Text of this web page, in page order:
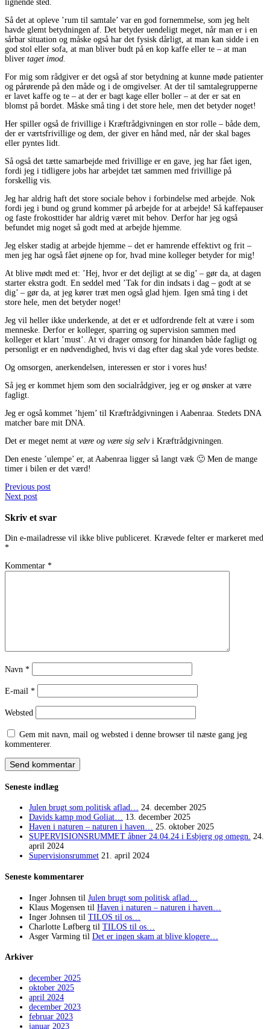
lignende sted.
Så det at opleve ’rum til samtale’ var en god fornemmelse, som jeg helt
havde glemt betydningen af. Det betyder uendeligt meget, når man er i en
sårbar situation og måske også har det fysisk dårligt, at man kan sidde i en
god stol eller sofa, at man bliver budt på en kop kaffe eller te – at man
bliver taget imod.
For mig som rådgiver er det også af stor betydning at kunne møde patienter
og pårørende på den måde og i de omgivelser. At der til samtalegrupperne
er lavet kaffe og te – at der er bagt kage eller boller – at der er sat en
blomst på bordet. Måske små ting i det store hele, men det betyder noget!
Her spiller også de frivillige i Kræftrådgivningen en stor rolle – både dem,
der er værtsfrivillige og dem, der giver en hånd med, når der skal bages
eller pyntes lidt.
Så også det tætte samarbejde med frivillige er en gave, jeg har fået igen,
fordi jeg i tidligere jobs har arbejdet tæt sammen med frivillige på
forskellig vis.
Jeg har aldrig haft det store sociale behov i forbindelse med arbejde. Nok
fordi jeg i bund og grund kommer på arbejde for at arbejde! Så kaffepauser
og faste frokosttider har aldrig været mit behov. Derfor har jeg også
befundet mig noget så godt med at arbejde hjemme.
Jeg elsker stadig at arbejde hjemme – det er hamrende effektivt og frit –
men jeg har også fået øjnene op for, hvad mine kolleger betyder for mig!
At blive mødt med et: ’Hej, hvor er det dejligt at se dig’ – gør da, at dagen
starter ekstra godt. En seddel med ’Tak for din indsats i dag – godt at se
dig’ – gør da, at jeg kører træt men også glad hjem. Igen små ting i det
store hele, men det betyder noget!
Jeg vil heller ikke underkende, at det er et udfordrende felt at være i som
menneske. Derfor er kolleger, sparring og supervision sammen med
kolleger et klart ’must’. At vi drager omsorg for hinanden både fagligt og
personligt er en nødvendighed, hvis vi dag efter dag skal yde vores bedste.
Og omsorgen, anerkendelsen, interessen er stor i vores hus!
Så jeg er kommet hjem som den socialrådgiver, jeg er og ønsker at være
fagligt.
Jeg er også kommet ’hjem’ til Kræftrådgivningen i Aabenraa. Stedets DNA
matcher bare mit DNA.
Det er meget nemt at være og være sig selvi Kræftrådgivningen.
Den eneste ’ulempe’ er, at Aabenraa ligger så langt væk 🙂 Men de mange
timer i bilen er det værd!
Post
navigation
Previous post
Next post
Skriv et svar
Din e-mailadresse vil ikke blive publiceret. Krævede felter er markeret med
*
Kommentar *
Navn *
E-mail *
Websted
Gem mit navn, mail og websted i denne browser til næste gang jeg
kommenterer.
Seneste indlæg
Julen brugt som politisk aflad… 24. december 2025
Davids kamp mod Goliat… 13. december 2025
Haven i naturen – naturen i haven… 25. oktober 2025
SUPERVISIONSRUMMET åbner 24.04.24 i Esbjerg og omegn. 24.
april 2024
Supervisionsrummet 21. april 2024
Seneste kommentarer
Inger Johnsen til Julen brugt som politisk aflad…
Klaus Mogensen til Haven i naturen – naturen i haven…
Inger Johnsen til TILOS til os…
Charlotte Løfberg til TILOS til os…
Asger Varming til Det er ingen skam at blive klogere…
Arkiver
december 2025
oktober 2025
april 2024
december 2023
februar 2023
januar 2023